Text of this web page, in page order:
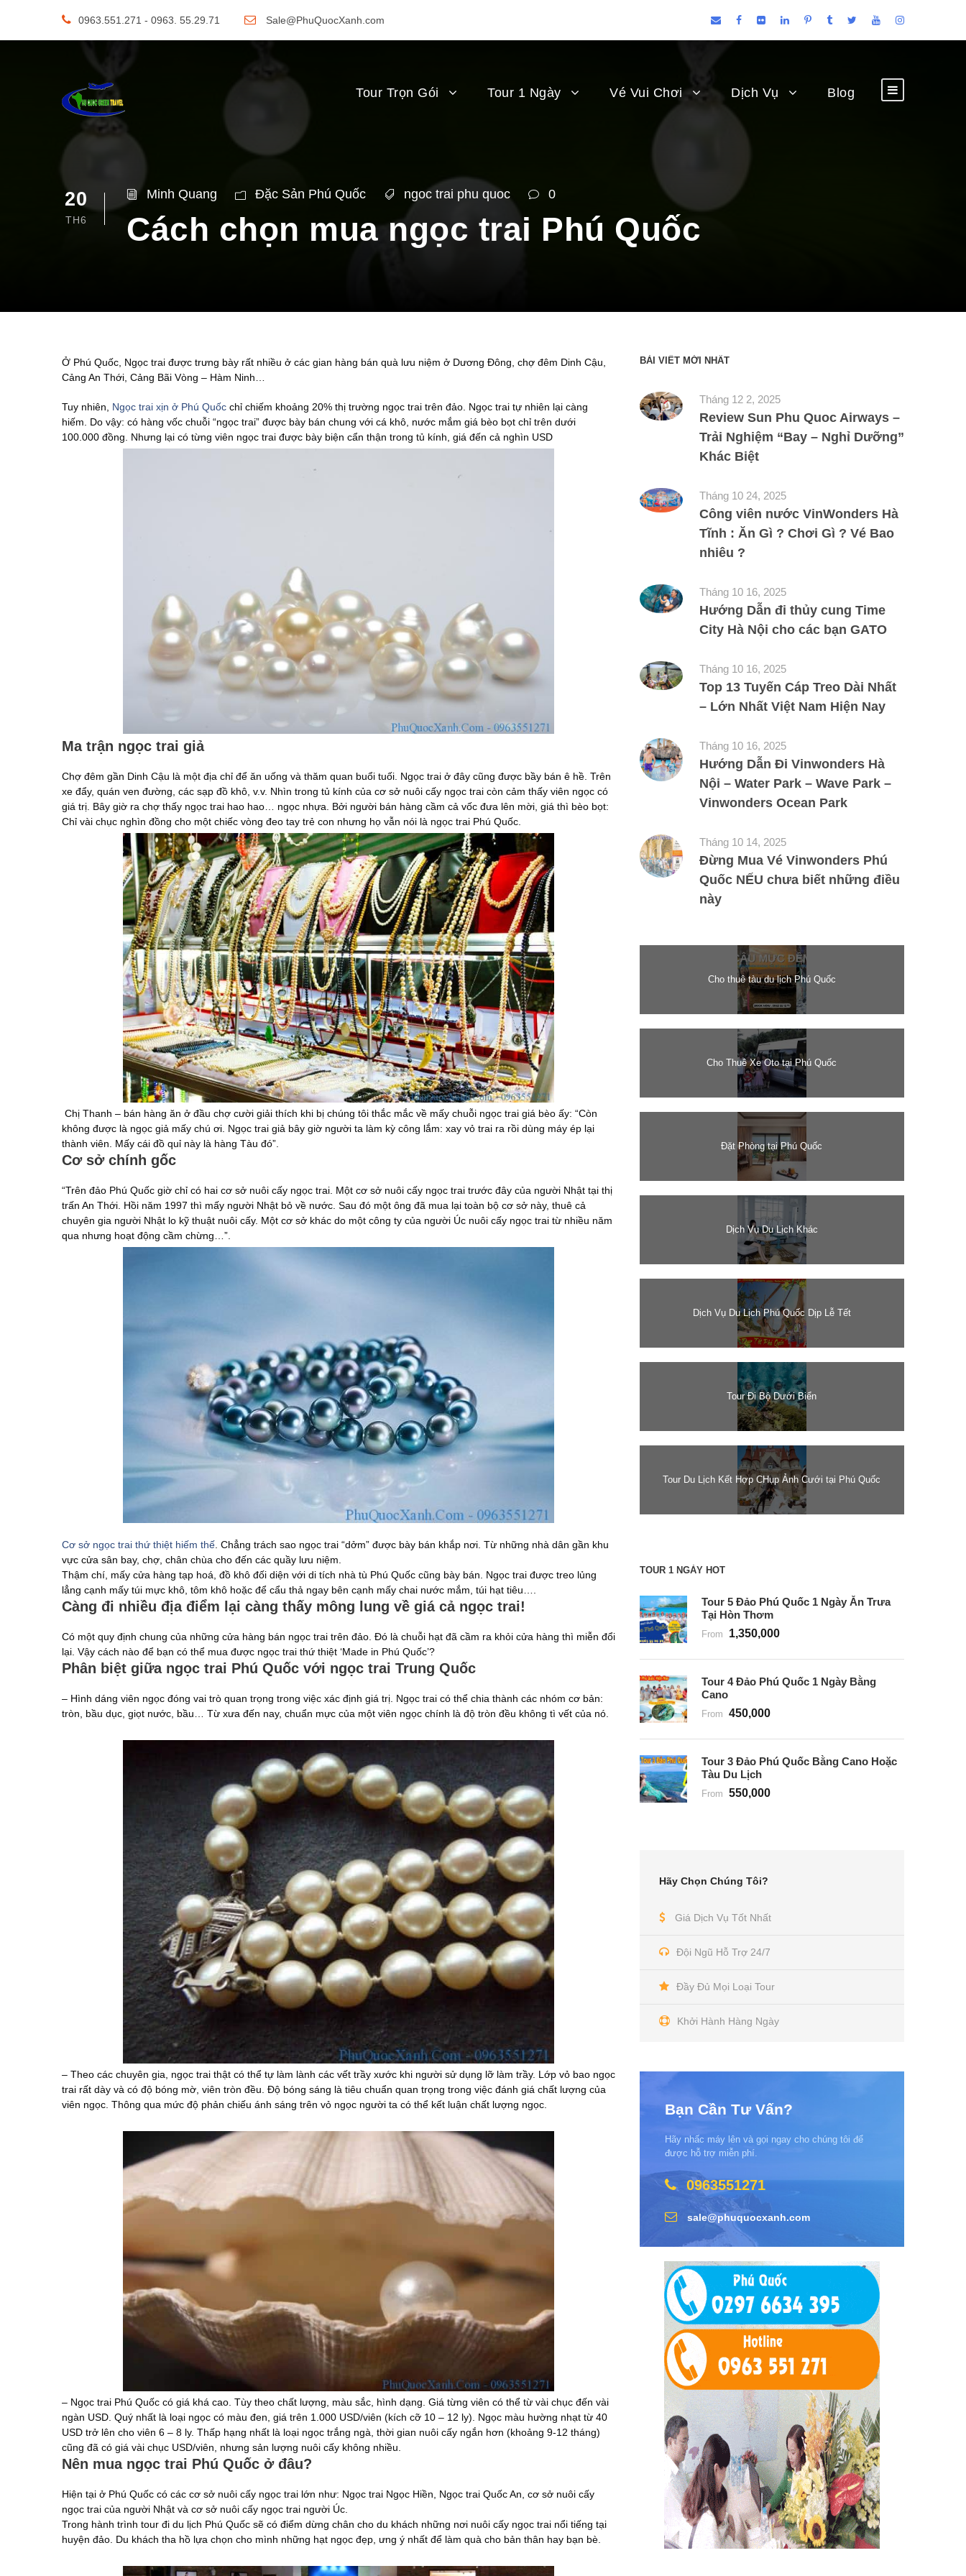
0963.551.271 - 0963. 55.29.71 Sale@PhuQuocXanh.com
Tour Trọn Gói Tour 1 Ngày Vé Vui Chơi Dịch Vụ Blog
20
TH6
Minh Quang Đặc Sản Phú Quốc ngoc trai phu quoc 0
Cách chọn mua ngọc trai Phú Quốc
Ở Phú Quốc, Ngọc trai được trưng bày rất nhiều ở các gian hàng bán quà lưu niệm ở Dương Đông, chợ đêm Dinh Cậu,
Cảng An Thới, Cảng Bãi Vòng – Hàm Ninh…
Tuy nhiên, Ngọc trai xịn ở Phú Quốc chỉ chiếm khoảng 20% thị trường ngọc trai trên đảo. Ngọc trai tự nhiên lại càng
hiếm. Do vậy: có hàng vốc chuỗi “ngọc trai” được bày bán chung với cá khô, nước mắm giá bèo bọt chỉ trên dưới
100.000 đồng. Nhưng lại có từng viên ngọc trai được bày biện cẩn thận trong tủ kính, giá đến cả nghìn USD
Ma trận ngọc trai giả
Chợ đêm gần Dinh Cậu là một địa chỉ để ăn uống và thăm quan buổi tuối. Ngọc trai ở đây cũng được bầy bán ê hề. Trên
xe đẩy, quán ven đường, các sạp đồ khô, v.v. Nhìn trong tủ kính của cơ sở nuôi cấy ngọc trai còn cảm thấy viên ngọc có
giá trị. Bây giờ ra chợ thấy ngọc trai hao hao… ngọc nhựa. Bởi người bán hàng cầm cả vốc đưa lên mời, giá thì bèo bọt:
Chỉ vài chục nghìn đồng cho một chiếc vòng đeo tay trẻ con nhưng họ vẫn nói là ngọc trai Phú Quốc.
Chị Thanh – bán hàng ăn ở đầu chợ cười giải thích khi bị chúng tôi thắc mắc về mấy chuỗi ngọc trai giá bèo ấy: “Còn
không được là ngọc giả mấy chú ơi. Ngọc trai giả bây giờ người ta làm kỳ công lắm: xay vỏ trai ra rồi dùng máy ép lại
thành viên. Mấy cái đồ quỉ này là hàng Tàu đó”.
Cơ sở chính gốc
“Trên đảo Phú Quốc giờ chỉ có hai cơ sở nuôi cấy ngọc trai. Một cơ sở nuôi cấy ngọc trai trước đây của người Nhật tại thị
trấn An Thới. Hồi năm 1997 thì mấy người Nhật bỏ về nước. Sau đó một ông đã mua lại toàn bộ cơ sở này, thuê cả
chuyên gia người Nhật lo kỹ thuật nuôi cấy. Một cơ sở khác do một công ty của người Úc nuôi cấy ngọc trai từ nhiều năm
qua nhưng hoạt động cầm chừng…”.
Cơ sở ngọc trai thứ thiệt hiếm thế . Chẳng trách sao ngọc trai “dởm” được bày bán khắp nơi. Từ những nhà dân gần khu
vực cửa sân bay, chợ, chân chùa cho đến các quầy lưu niệm.
Thậm chí, mấy cửa hàng tạp hoá, đồ khô đối diện với di tích nhà tù Phú Quốc cũng bày bán. Ngọc trai được treo lủng
lẳng cạnh mấy túi mực khô, tôm khô hoặc để cẩu thả ngay bên cạnh mấy chai nước mắm, túi hạt tiêu….
Càng đi nhiều địa điểm lại càng thấy mông lung về giá cả ngọc trai!
Có một quy định chung của những cửa hàng bán ngọc trai trên đảo. Đó là chuỗi hạt đã cầm ra khỏi cửa hàng thì miễn đổi
lại. Vậy cách nào để bạn có thể mua được ngọc trai thứ thiệt ‘Made in Phú Quốc’?
Phân biệt giữa ngọc trai Phú Quốc với ngọc trai Trung Quốc
– Hình dáng viên ngọc đóng vai trò quan trọng trong việc xác định giá trị. Ngọc trai có thể chia thành các nhóm cơ bản:
tròn, bầu dục, giọt nước, bầu… Từ xưa đến nay, chuẩn mực của một viên ngọc chính là độ tròn đều không tì vết của nó.
– Theo các chuyên gia, ngọc trai thật có thể tự làm lành các vết trầy xước khi người sử dụng lỡ làm trầy. Lớp vỏ bao ngọc
trai rất dày và có độ bóng mờ, viên tròn đều. Độ bóng sáng là tiêu chuẩn quan trọng trong việc đánh giá chất lượng của
viên ngọc. Thông qua mức độ phản chiếu ánh sáng trên vỏ ngọc người ta có thể kết luận chất lượng ngọc.
– Ngọc trai Phú Quốc có giá khá cao. Tùy theo chất lượng, màu sắc, hình dạng. Giá từng viên có thể từ vài chục đến vài
ngàn USD. Quý nhất là loại ngọc có màu đen, giá trên 1.000 USD/viên (kích cỡ 10 – 12 ly). Ngọc màu hường nhạt từ 40
USD trở lên cho viên 6 – 8 ly. Thấp hạng nhất là loại ngọc trắng ngà, thời gian nuôi cấy ngắn hơn (khoảng 9-12 tháng)
cũng đã có giá vài chục USD/viên, nhưng sản lượng nuôi cấy không nhiều.
Nên mua ngọc trai Phú Quốc ở đâu?
Hiện tại ở Phú Quốc có các cơ sở nuôi cấy ngọc trai lớn như: Ngọc trai Ngọc Hiền, Ngọc trai Quốc An, cơ sở nuôi cấy
ngọc trai của người Nhật và cơ sở nuôi cấy ngọc trai người Úc.
Trong hành trình tour đi du lịch Phú Quốc sẽ có điểm dừng chân cho du khách những nơi nuôi cấy ngọc trai nổi tiếng tại
huyện đảo. Du khách tha hồ lựa chọn cho mình những hạt ngọc đẹp, ưng ý nhất để làm quà cho bản thân hay bạn bè.
BÀI VIẾT MỚI NHẤT
Tháng 12 2, 2025
Review Sun Phu Quoc Airways –
Trải Nghiệm “Bay – Nghỉ Dưỡng”
Khác Biệt
Tháng 10 24, 2025
Công viên nước VinWonders Hà
Tĩnh : Ăn Gì ? Chơi Gì ? Vé Bao
nhiêu ?
Tháng 10 16, 2025
Hướng Dẫn đi thủy cung Time
City Hà Nội cho các bạn GATO
Tháng 10 16, 2025
Top 13 Tuyến Cáp Treo Dài Nhất
– Lớn Nhất Việt Nam Hiện Nay
Tháng 10 16, 2025
Hướng Dẫn Đi Vinwonders Hà
Nội – Water Park – Wave Park –
Vinwonders Ocean Park
Tháng 10 14, 2025
Đừng Mua Vé Vinwonders Phú
Quốc NẾU chưa biết những điều
này
Cho thuê tàu du lịch Phú Quốc
Cho Thuê Xe Oto tại Phú Quốc
Đặt Phòng tại Phú Quốc
Dịch Vụ Du Lịch Khác
Dịch Vụ Du Lịch Phú Quốc Dịp Lễ Tết
Tour Đi Bộ Dưới Biển
Tour Du Lịch Kết Hợp CHụp Ảnh Cưới tại Phú Quốc
TOUR 1 NGÀY HOT
Tour 5 Đảo Phú Quốc 1 Ngày Ăn Trưa
Tại Hòn Thơm
From 1,350,000
Tour 4 Đảo Phú Quốc 1 Ngày Bằng
Cano
From 450,000
Tour 3 Đảo Phú Quốc Bằng Cano Hoặc
Tàu Du Lịch
From 550,000
Hãy Chọn Chúng Tôi?
Giá Dịch Vụ Tốt Nhất
Đội Ngũ Hỗ Trợ 24/7
Đầy Đủ Mọi Loại Tour
Khởi Hành Hàng Ngày
Bạn Cần Tư Vấn?
Hãy nhấc máy lên và gọi ngay cho chúng tôi để
được hỗ trợ miễn phí.
0963551271
sale@phuquocxanh.com